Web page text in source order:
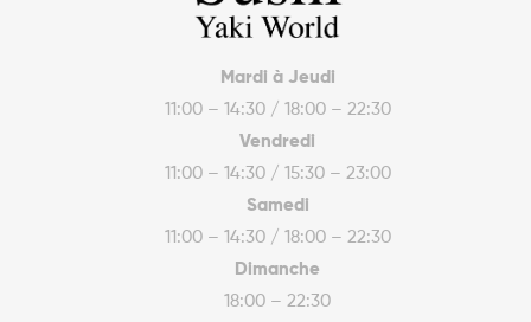
Mardi à Jeudi
11:00 – 14:30 / 18:00 – 22:30
Vendredi
11:00 – 14:30 / 15:30 – 23:00
Samedi
11:00 – 14:30 / 18:00 – 22:30
Dimanche
18:00 – 22:30